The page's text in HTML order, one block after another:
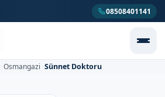
08508401141
Osmangazi Sünnet Doktoru